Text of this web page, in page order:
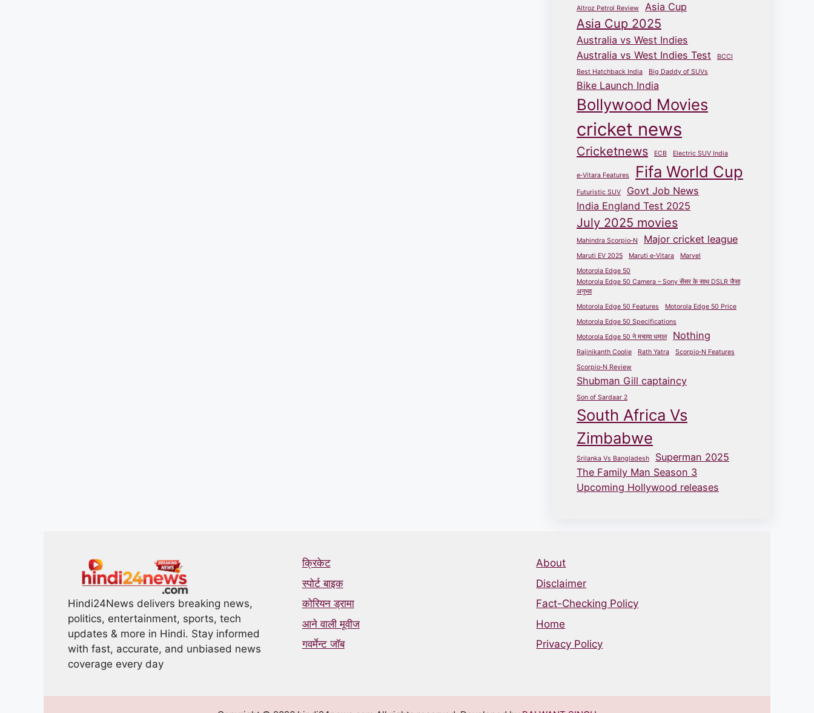
Altroz Petrol Review Asia Cup
Asia Cup 2025
Australia vs West Indies
Australia vs West Indies Test
BCCI
Best Hatchback India
Big Daddy of SUVs
Bike Launch India
Bollywood Movies
cricket news
Cricketnews ECB Electric SUV India
e‑Vitara Features Fifa World Cup
Futuristic SUV
Govt Job News
India England Test 2025
July 2025 movies
Mahindra Scorpio‑N Major cricket league
Maruti EV 2025 Maruti e‑Vitara
Marvel
Motorola Edge 50
Motorola Edge 50 Camera – Sony सेंसर के साथ DSLR जैसा
अनुभव
Motorola Edge 50 Features
Motorola Edge 50 Price
Motorola Edge 50 Specifications
Motorola Edge 50 ने मचाया धमाल
Nothing
Rajinikanth Coolie Rath Yatra
Scorpio‑N Features
Scorpio‑N Review
Shubman Gill captaincy
Son of Sardaar 2
South Africa Vs
Zimbabwe
Srilanka Vs Bangladesh
Superman 2025
The Family Man Season 3
Upcoming Hollywood releases
Hindi24News delivers breaking news,
politics, entertainment, sports, tech
updates & more in Hindi. Stay informed
with fast, accurate, and unbiased news
coverage every day
क्रिकेट
स्पोर्ट बाइक
कोरियन ड्रामा
आने वाली मूवीज
गवर्मेन्ट जॉब
About
Disclaimer
Fact-Checking Policy
Home
Privacy Policy